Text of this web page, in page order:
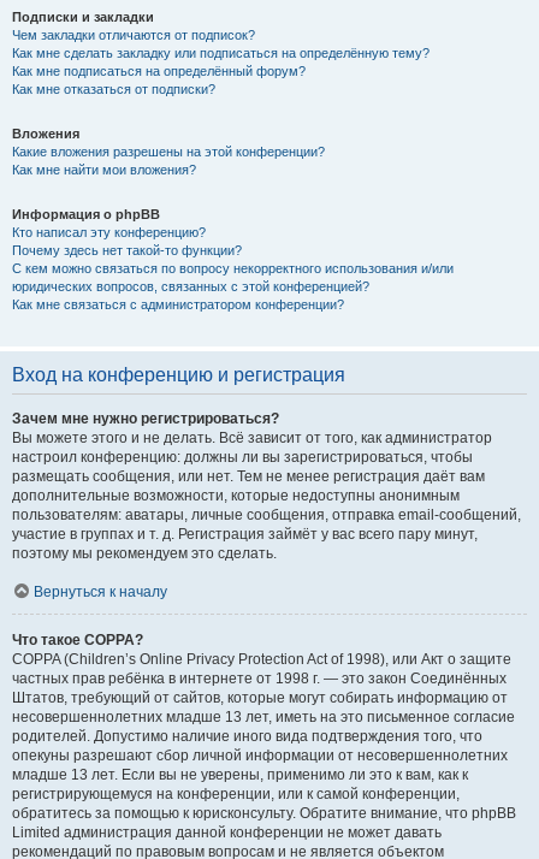
Подписки и закладки
Чем закладки отличаются от подписок?
Как мне сделать закладку или подписаться на определённую тему?
Как мне подписаться на определённый форум?
Как мне отказаться от подписки?
Вложения
Какие вложения разрешены на этой конференции?
Как мне найти мои вложения?
Информация о phpBB
Кто написал эту конференцию?
Почему здесь нет такой-то функции?
С кем можно связаться по вопросу некорректного использования и/или
юридических вопросов, связанных с этой конференцией?
Как мне связаться с администратором конференции?
Вход на конференцию и регистрация
Зачем мне нужно регистрироваться?
Вы можете этого и не делать. Всё зависит от того, как администратор
настроил конференцию: должны ли вы зарегистрироваться, чтобы
размещать сообщения, или нет. Тем не менее регистрация даёт вам
дополнительные возможности, которые недоступны анонимным
пользователям: аватары, личные сообщения, отправка email-сообщений,
участие в группах и т. д. Регистрация займёт у вас всего пару минут,
поэтому мы рекомендуем это сделать.
Вернуться к началу
Что такое COPPA?
COPPA (Children’s Online Privacy Protection Act of 1998), или Акт о защите
частных прав ребёнка в интернете от 1998 г. — это закон Соединённых
Штатов, требующий от сайтов, которые могут собирать информацию от
несовершеннолетних младше 13 лет, иметь на это письменное согласие
родителей. Допустимо наличие иного вида подтверждения того, что
опекуны разрешают сбор личной информации от несовершеннолетних
младше 13 лет. Если вы не уверены, применимо ли это к вам, как к
регистрирующемуся на конференции, или к самой конференции,
обратитесь за помощью к юрисконсульту. Обратите внимание, что phpBB
Limited администрация данной конференции не может давать
рекомендаций по правовым вопросам и не является объектом